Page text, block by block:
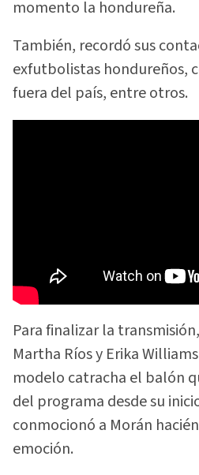
momento la hondureña.
También, recordó sus
exfutbolistas hondureños,
fuera del país, entre otros.
Para finalizar la
Martha Ríos y Erika
modelo catracha el balón
del programa desde su
conmocionó a Morán
emoción.